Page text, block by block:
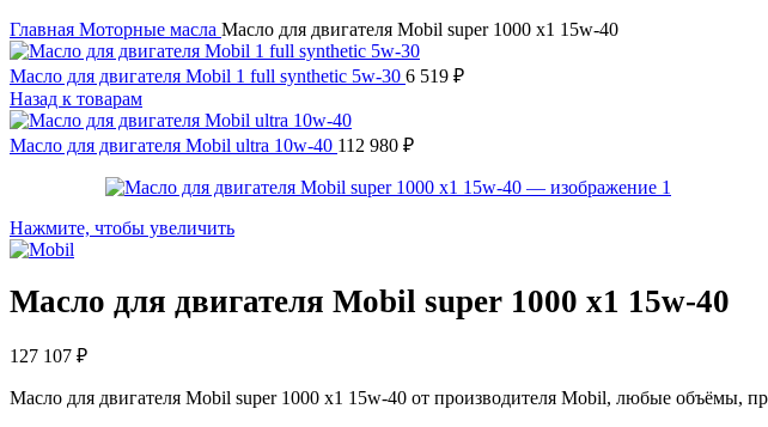
Главная Моторные масла Масло для двигателя Mobil super 1000 x1 15w-40
Масло для двигателя Mobil 1 full synthetic 5w-30 6 519 ₽
Назад к товарам
Масло для двигателя Mobil ultra 10w-40 112 980 ₽
Нажмите, чтобы увеличить
Масло для двигателя Mobil super 1000 x1 15w-40
127 107 ₽
Масло для двигателя Mobil super 1000 x1 15w-40 от производителя Mobil, любые объёмы,